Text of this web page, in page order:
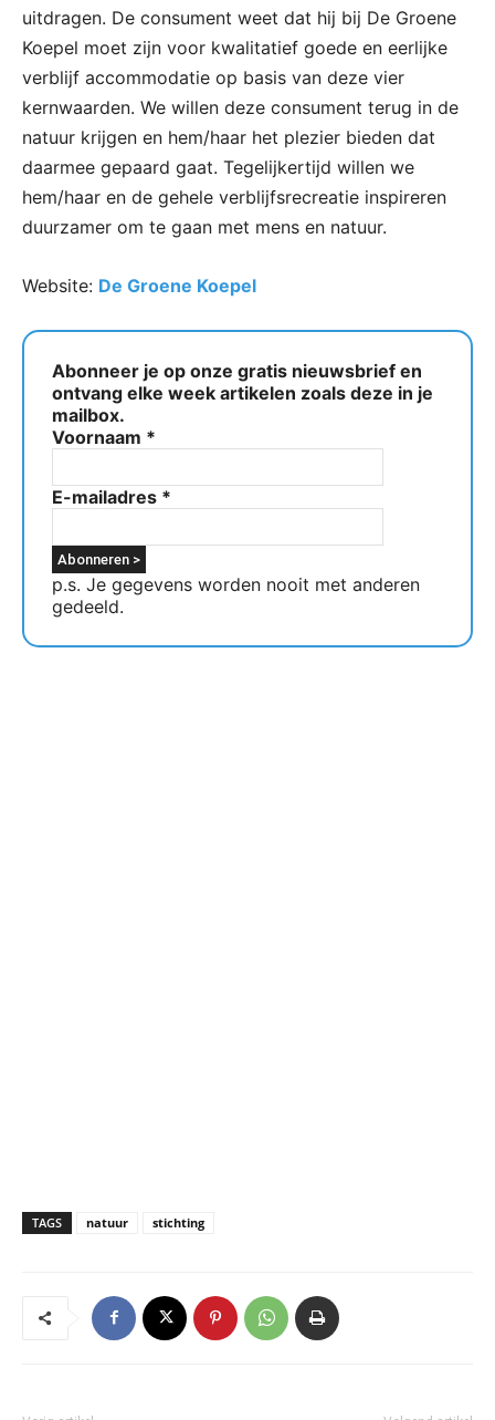
uitdragen. De consument weet dat hij bij De Groene
Koepel moet zijn voor kwalitatief goede en eerlijke
verblijf accommodatie op basis van deze vier
kernwaarden. We willen deze consument terug in de
natuur krijgen en hem/haar het plezier bieden dat
daarmee gepaard gaat. Tegelijkertijd willen we
hem/haar en de gehele verblijfsrecreatie inspireren
duurzamer om te gaan met mens en natuur.
Website: De Groene Koepel
Abonneer je op onze gratis nieuwsbrief en
ontvang elke week artikelen zoals deze in je
mailbox.
Voornaam *
E-mailadres *
p.s. Je gegevens worden nooit met anderen
gedeeld.
TAGS natuur stichting